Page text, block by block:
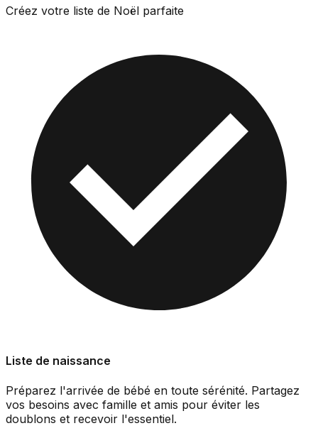
Créez votre liste de Noël parfaite
Liste de naissance
Préparez l'arrivée de bébé en toute sérénité. Partagez
vos besoins avec famille et amis pour éviter les
doublons et recevoir l'essentiel.